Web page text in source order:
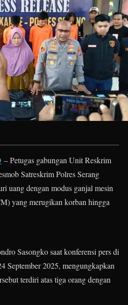
– Petugas gabungan Unit Reskrim
Satreskrim Polres Serang
uang dengan modus ganjal mesin
yang merugikan korban hingga
Sasongko saat konferensi pers di
September 2025, mengungkapkan
terdiri atas tiga orang dengan